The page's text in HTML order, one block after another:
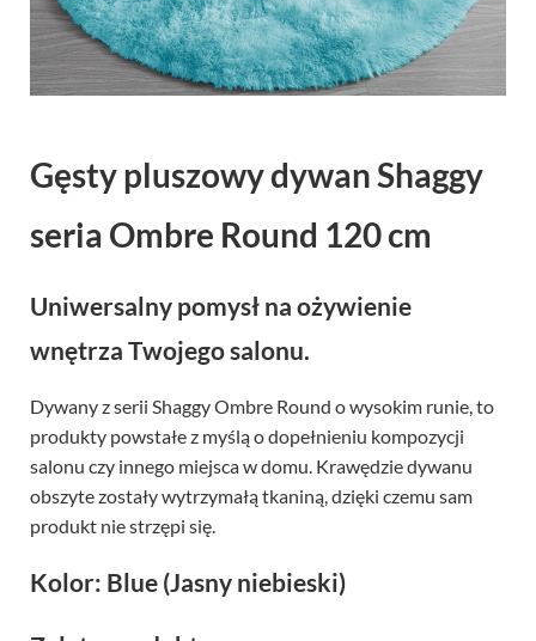
Gęsty pluszowy dywan Shaggy
seria Ombre Round 120 cm
Uniwersalny pomysł na ożywienie
wnętrza Twojego salonu.
Dywany z serii Shaggy Ombre Round o wysokim runie, to
produkty powstałe z myślą o dopełnieniu kompozycji
salonu czy innego miejsca w domu. Krawędzie dywanu
obszyte zostały wytrzymałą tkaniną, dzięki czemu sam
produkt nie strzępi się.
Kolor: Blue (Jasny niebieski)